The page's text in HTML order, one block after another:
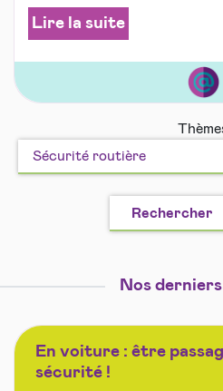
Lire la suite
moi
les
Rechercher
Nos
En voiture : être
sécurité !